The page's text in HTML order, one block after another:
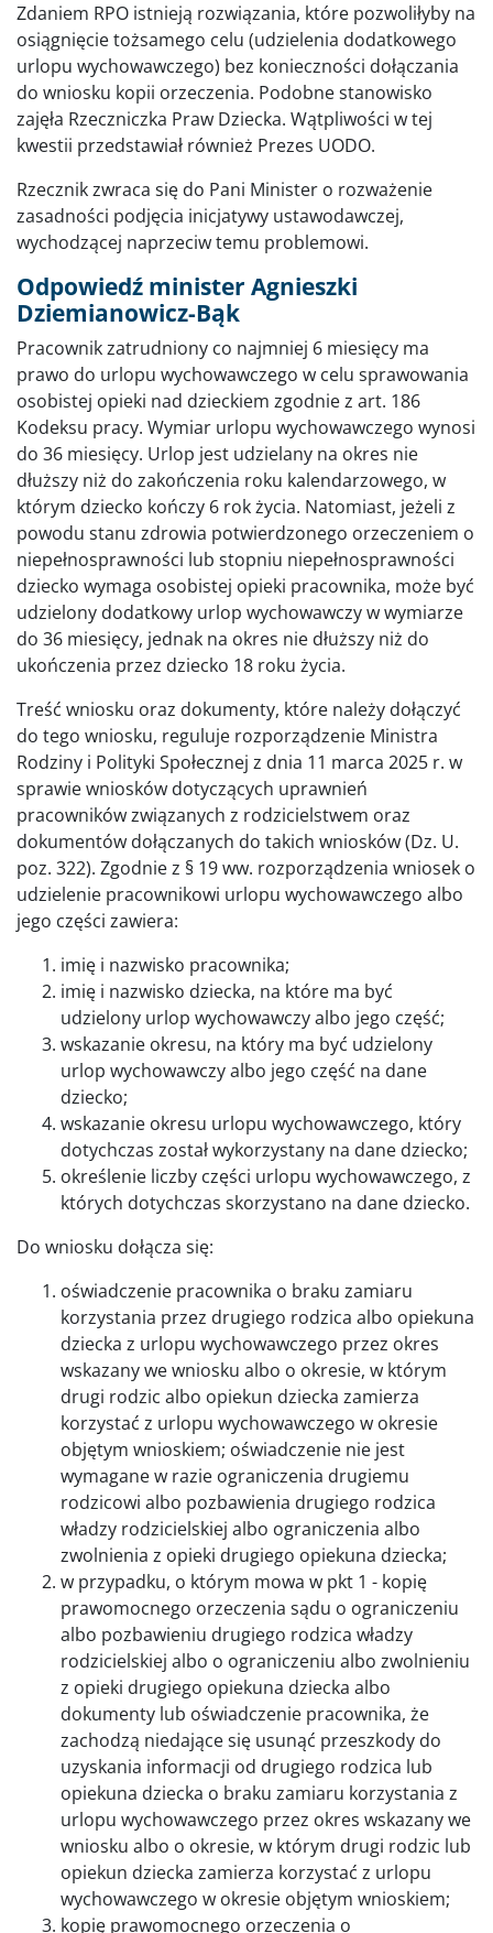
Zdaniem RPO istnieją rozwiązania, które pozwoliłyby na
osiągnięcie tożsamego celu (udzielenia dodatkowego
urlopu wychowawczego) bez konieczności dołączania
do wniosku kopii orzeczenia. Podobne stanowisko
zajęła Rzeczniczka Praw Dziecka. Wątpliwości w tej
kwestii przedstawiał również Prezes UODO.
Rzecznik zwraca się do Pani Minister o rozważenie
zasadności podjęcia inicjatywy ustawodawczej,
wychodzącej naprzeciw temu problemowi.
Odpowiedź minister Agnieszki
Dziemianowicz-Bąk
Pracownik zatrudniony co najmniej 6 miesięcy ma
prawo do urlopu wychowawczego w celu sprawowania
osobistej opieki nad dzieckiem zgodnie z art. 186
Kodeksu pracy. Wymiar urlopu wychowawczego wynosi
do 36 miesięcy. Urlop jest udzielany na okres nie
dłuższy niż do zakończenia roku kalendarzowego, w
którym dziecko kończy 6 rok życia. Natomiast, jeżeli z
powodu stanu zdrowia potwierdzonego orzeczeniem o
niepełnosprawności lub stopniu niepełnosprawności
dziecko wymaga osobistej opieki pracownika, może być
udzielony dodatkowy urlop wychowawczy w wymiarze
do 36 miesięcy, jednak na okres nie dłuższy niż do
ukończenia przez dziecko 18 roku życia.
Treść wniosku oraz dokumenty, które należy dołączyć
do tego wniosku, reguluje rozporządzenie Ministra
Rodziny i Polityki Społecznej z dnia 11 marca 2025 r. w
sprawie wniosków dotyczących uprawnień
pracowników związanych z rodzicielstwem oraz
dokumentów dołączanych do takich wniosków (Dz. U.
poz. 322). Zgodnie z § 19 ww. rozporządzenia wniosek o
udzielenie pracownikowi urlopu wychowawczego albo
jego części zawiera:
imię i nazwisko pracownika;
imię i nazwisko dziecka, na które ma być
udzielony urlop wychowawczy albo jego część;
wskazanie okresu, na który ma być udzielony
urlop wychowawczy albo jego część na dane
dziecko;
wskazanie okresu urlopu wychowawczego, który
dotychczas został wykorzystany na dane dziecko;
określenie liczby części urlopu wychowawczego, z
których dotychczas skorzystano na dane dziecko.
Do wniosku dołącza się:
oświadczenie pracownika o braku zamiaru
korzystania przez drugiego rodzica albo opiekuna
dziecka z urlopu wychowawczego przez okres
wskazany we wniosku albo o okresie, w którym
drugi rodzic albo opiekun dziecka zamierza
korzystać z urlopu wychowawczego w okresie
objętym wnioskiem; oświadczenie nie jest
wymagane w razie ograniczenia drugiemu
rodzicowi albo pozbawienia drugiego rodzica
władzy rodzicielskiej albo ograniczenia albo
zwolnienia z opieki drugiego opiekuna dziecka;
w przypadku, o którym mowa w pkt 1 - kopię
prawomocnego orzeczenia sądu o ograniczeniu
albo pozbawieniu drugiego rodzica władzy
rodzicielskiej albo o ograniczeniu albo zwolnieniu
z opieki drugiego opiekuna dziecka albo
dokumenty lub oświadczenie pracownika, że
zachodzą niedające się usunąć przeszkody do
uzyskania informacji od drugiego rodzica lub
opiekuna dziecka o braku zamiaru korzystania z
urlopu wychowawczego przez okres wskazany we
wniosku albo o okresie, w którym drugi rodzic lub
opiekun dziecka zamierza korzystać z urlopu
wychowawczego w okresie objętym wnioskiem;
kopię prawomocnego orzeczenia o